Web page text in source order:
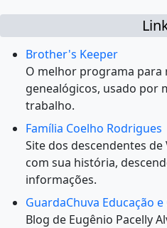
Brother's Keeper
O melhor programa para
genealógicos, usado por
trabalho.
Família Coelho Rodrigues
Site dos descendentes
com sua história,
informações.
GuardaChuva Educação
Blog de Eugênio Pacelly